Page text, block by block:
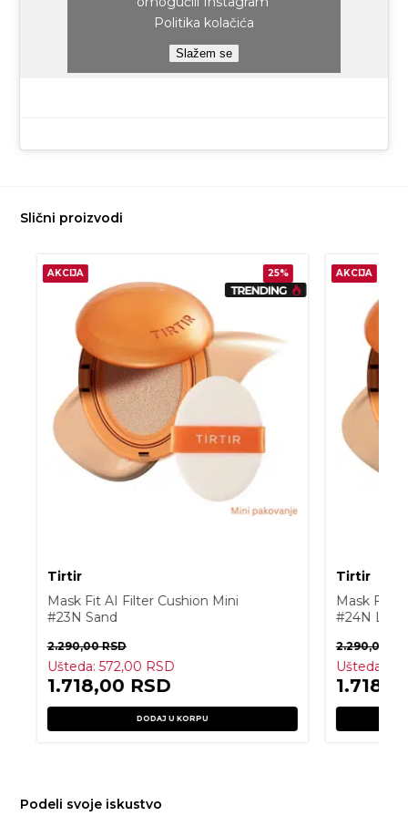
Politika kolačića
Slažem se
Slični proizvodi
AKCIJA 25%
Tirtir
Mask Fit AI Filter Cushion Mini
#23N Sand
2.290,00RSD
Ušteda: 572,00 RSD
1.718,00 RSD
DODAJ U KORPU
AKCIJA
Tirtir
Mask Fit
#24N Latte
2.290,00
Ušteda:
Podeli svoje iskustvo